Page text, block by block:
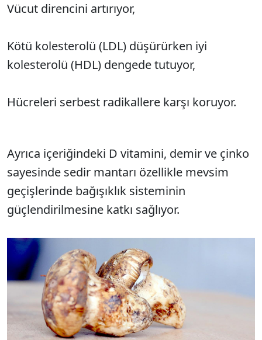
Vücut direncini artırıyor,
Kötü kolesterolü (LDL) düşürürken iyi
kolesterolü (HDL) dengede tutuyor,
Hücreleri serbest radikallere karşı koruyor.
Ayrıca içeriğindeki D vitamini, demir ve çinko
sayesinde sedir mantarı özellikle mevsim
geçişlerinde bağışıklık sisteminin
güçlendirilmesine katkı sağlıyor.